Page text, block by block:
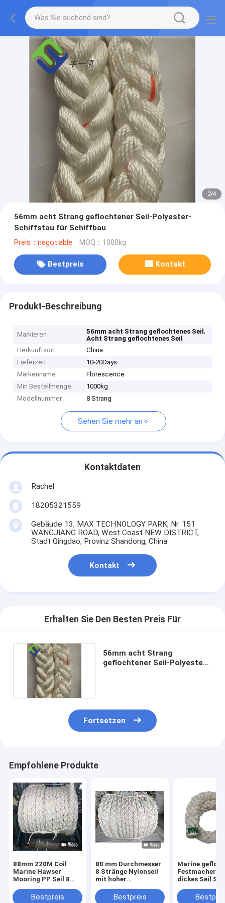
2/4
56mm acht Strang geflochtener Seil-Polyester-
Schiffstau für Schiffbau
Preis：negotiable MOQ：1000kg
Bestpreis Kontakt
Produkt-Beschreibung
Markieren 56mm acht Strang geflochtenes Seil,
Acht Strang geflochtenes Seil
Herkunftsort
China
Lieferzeit
10-20Days
Markenname
Florescence
Min Bestellmenge
1000kg
Modellnummer
8 Strang
Sehen Sie mehr an
Kontaktdaten
Rachel
18205321559
Gebäude 13, MAX TECHNOLOGY PARK, Nr. 151
WANGJIANG ROAD, West Coast NEW DISTRICT,
Stadt Qingdao, Provinz Shandong, China
Kontakt
Erhalten Sie Den Besten Preis Für
56mm acht Strang
geflochtener Seil-Polyester-
Fortsetzen
Empfohlene Produkte
88mm 220M Coil
Marine Hawser
Mooring PP Seil 8
Polypropylen
Bestpreis
80 mm Durchmesser
8 Stränge Nylonseil
mit hoher
und wasserdicht für
Bestpreis
Marine
dickes Seil
220m